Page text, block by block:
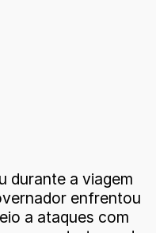
durante a viagem
enfrentou
a ataques com